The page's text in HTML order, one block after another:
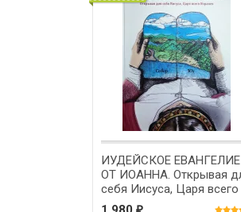
ИУДЕЙСКОЕ ЕВАНГЕЛИЕ
ОТ ИОАННА. Открывая
себя Иисуса, Царя всего
Израиля. Элияху
₽